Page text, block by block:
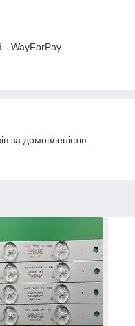
- WayForPay
за домовленістю